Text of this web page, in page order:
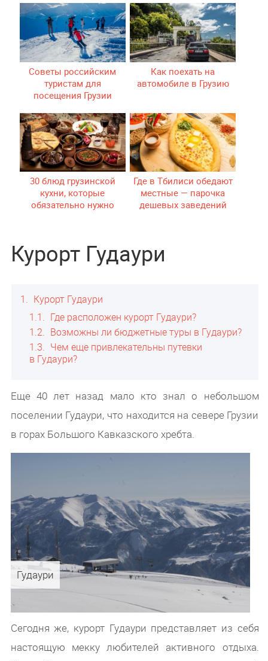
Советы российским
туристам для
посещения Грузии
Как поехать на
автомобиле в Грузию
30 блюд грузинской
кухни, которые
обязательно нужно
Где в Тбилиси обедают
местные — парочка
дешевых заведений
Курорт Гудаури
1
Курорт Гудаури
1.1
Где расположен курорт Гудаури?
1.2
Возможны ли бюджетные туры в Гудаури?
1.3
Чем еще привлекательны путевки
в Гудаури?
Еще 40 лет назад мало кто знал о небольшом
поселении Гудаури, что находится на севере Грузии
в горах Большого Кавказского хребта.
Гудаури
Сегодня же, курорт Гудаури представляет из себя
настоящую мекку любителей активного отдыха.